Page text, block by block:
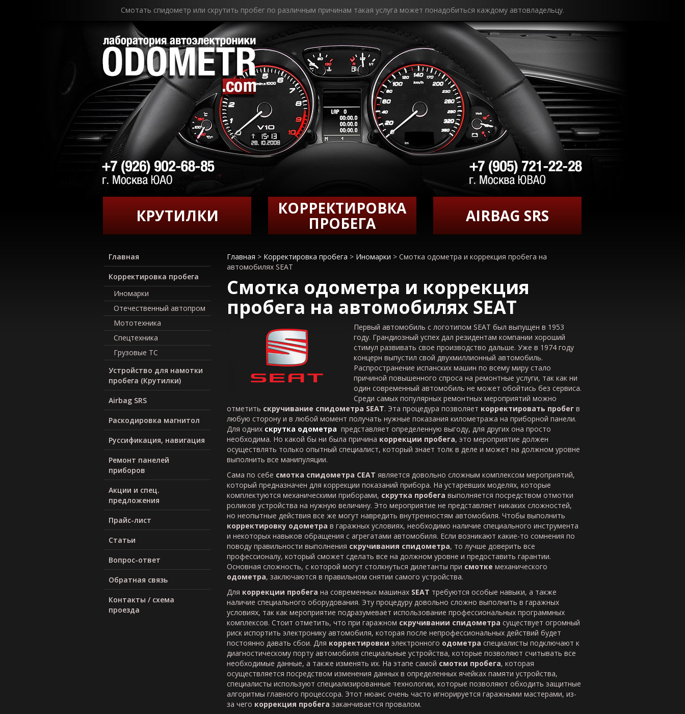
Смотать спидометр или скрутить пробег по различным причинам такая услуга может понадобиться каждому автовладельцу.
КРУТИЛКИ КОРРЕКТИРОВКА
ПРОБЕГА AIRBAG SRS
Главная
Корректировка пробега
Иномарки
Отечественный автопром
Мототехника
Спецтехника
Грузовые ТС
Устройство для намотки
пробега (Крутилки)
Airbag SRS
Раскодировка магнитол
Руcсификация, навигация
Ремонт панелей
приборов
Акции и спец.
предложения
Прайс-лист
Статьи
Вопрос-ответ
Обратная связь
Контакты / схема
проезда
Главная > Корректировка пробега > Иномарки > Смотка одометра и коррекция пробега на
автомобилях SEAT
Смотка одометра и коррекция
пробега на автомобилях SEAT
Первый автомобиль с логотипом SEAT был выпущен в 1953
году. Грандиозный успех дал резидентам компании хороший
стимул развивать свое производство дальше. Уже в 1974 году
концерн выпустил свой двухмиллионный автомобиль.
Распространение испанских машин по всему миру стало
причиной повышенного спроса на ремонтные услуги, так как ни
один современный автомобиль не может обойтись без сервиса.
Среди самых популярных ремонтных мероприятий можно
отметить скручивание спидометра SEAT. Эта процедура позволяет корректировать пробегв
любую сторону и в любой момент получать нужные показания километража на приборной панели.
Для одних скрутка одометра представляет определенную выгоду, для других она просто
необходима. Но какой бы ни была причина коррекции пробега, это мероприятие должен
осуществлять только опытный специалист, который знает толк в деле и может на должном уровне
выполнить все манипуляции.
Сама по себе смотка спидометра СЕАТ является довольно сложным комплексом мероприятий,
который предназначен для коррекции показаний прибора. На устаревших моделях, которые
комплектуются механическими приборами, скрутка пробега выполняется посредством отмотки
роликов устройства на нужную величину. Это мероприятие не представляет никаких сложностей,
но неопытные действия все же могут навредить внутренностям автомобиля. Чтобы выполнить
корректировку одометра в гаражных условиях, необходимо наличие специального инструмента
и некоторых навыков обращения с агрегатами автомобиля. Если возникают какие-то сомнения по
поводу правильности выполнения скручивания спидометра, то лучше доверить все
профессионалу, который сможет сделать все на должном уровне и предоставить гарантии.
Основная сложность, с которой могут столкнуться дилетанты при смотке механического
одометра, заключаются в правильном снятии самого устройства.
Для коррекции пробега на современных машинах SEAT требуются особые навыки, а также
наличие специального оборудования. Эту процедуру довольно сложно выполнить в гаражных
условиях, так как мероприятие подразумевает использование профессиональных программных
комплексов. Стоит отметить, что при гаражном скручивании спидометра существует огромный
риск испортить электронику автомобиля, которая после непрофессиональных действий будет
постоянно давать сбои. Для корректировки электронного одометра специалисты подключают к
диагностическому порту автомобиля специальные устройства, которые позволяют считывать все
необходимые данные, а также изменять их. На этапе самой смотки пробега, которая
осуществляется посредством изменения данных в определенных ячейках памяти устройства,
специалисты используют специализированные технологии, которые позволяют обходить защитные
алгоритмы главного процессора. Этот нюанс очень часто игнорируется гаражными мастерами, из-
за чего коррекция пробега заканчивается провалом.